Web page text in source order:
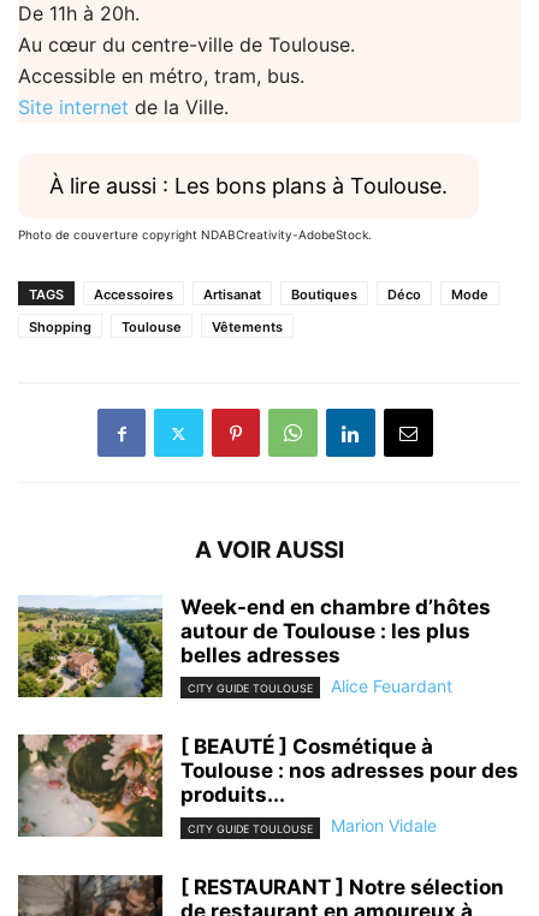
De 11h à 20h.
Au cœur du centre-ville de Toulouse.
Accessible en métro, tram, bus.
Site internet de la Ville.
À lire aussi : Les bons plans à Toulouse.
Photo de couverture copyright NDABCreativity-AdobeStock.
TAGS Accessoires Artisanat Boutiques Déco
Mode
Shopping
Toulouse Vêtements
A VOIR AUSSI
Week-end en chambre d’hôtes
autour de Toulouse : les plus
belles adresses
CITY GUIDE TOULOUSE Alice Feuardant
[ BEAUTÉ ] Cosmétique à
Toulouse : nos adresses pour des
produits...
CITY GUIDE TOULOUSE Marion Vidale
[ RESTAURANT ] Notre sélection
de restaurant en amoureux à